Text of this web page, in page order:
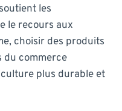
les
le recours aux
choisir des produits
du commerce
plus durable et